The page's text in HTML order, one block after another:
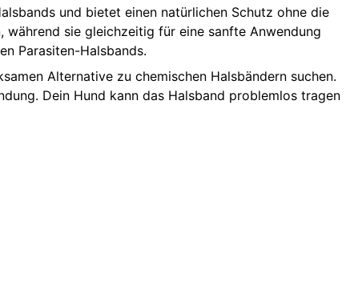
und bietet einen natürlichen Schutz ohne die
während sie gleichzeitig für eine sanfte Anwendung
Parasiten-Halsbands.
Alternative zu chemischen Halsbändern suchen.
Dein Hund kann das Halsband problemlos tragen